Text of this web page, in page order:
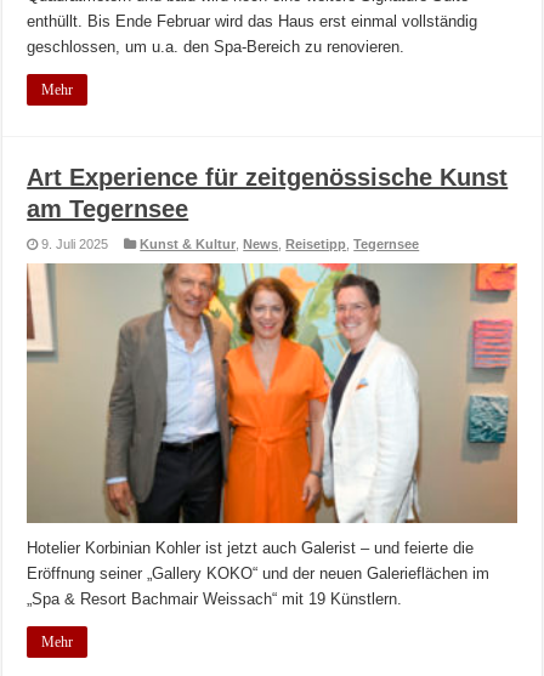
enthüllt. Bis Ende Februar wird das Haus erst einmal vollständig
geschlossen, um u.a. den Spa-Bereich zu renovieren.
Mehr
Art Experience für zeitgenössische Kunst
am Tegernsee
9. Juli 2025 Kunst & Kultur ,News ,Reisetipp ,Tegernsee
Hotelier Korbinian Kohler ist jetzt auch Galerist – und feierte die
Eröffnung seiner „Gallery KOKO“ und der neuen Galerieflächen im
„Spa & Resort Bachmair Weissach“ mit 19 Künstlern.
Mehr